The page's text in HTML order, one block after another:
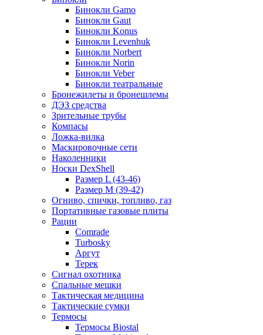
Бинокли Gamo
Бинокли Gaut
Бинокли Konus
Бинокли Levenhuk
Бинокли Norbert
Бинокли Norin
Бинокли Veber
Бинокли театральные
Бронежилеты и бронешлемы
ДЭЗ средства
Зрительные трубы
Компасы
Ложка-вилка
Маскировочные сети
Наколенники
Носки DexShell
Размер L (43-46)
Размер M (39-42)
Огниво, спички, топливо, газ
Портативные газовые плиты
Рации
Comrade
Turbosky
Аргут
Терек
Сигнал охотника
Спальные мешки
Тактическая медицина
Тактические сумки
Термосы
Термосы Biostal